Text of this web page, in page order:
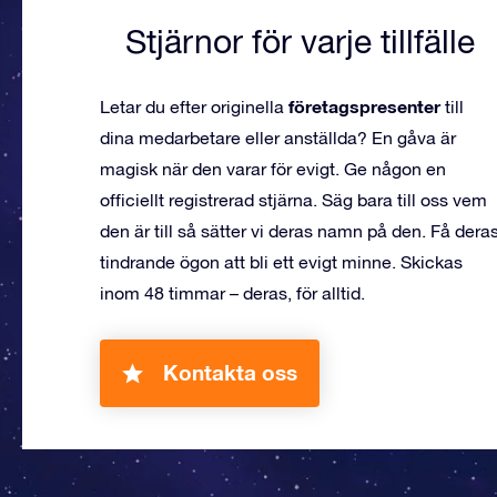
Stjärnor för varje tillfälle
Letar du efter originella företagspresentertill
dina medarbetare eller anställda? En gåva är
magisk när den varar för evigt. Ge någon en
officiellt registrerad stjärna. Säg bara till oss vem
den är till så sätter vi deras namn på den. Få
tindrande ögon att bli ett evigt minne. Skickas
inom 48 timmar – deras, för alltid.
Kontakta oss